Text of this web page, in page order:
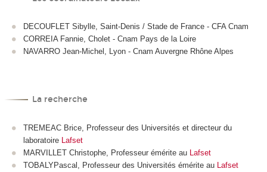
DECOUFLET Sibylle, Saint-Denis / Stade de France - CFA Cnam
CORREIA Fannie, Cholet - Cnam Pays de la Loire
NAVARRO Jean-Michel, Lyon - Cnam Auvergne Rhône Alpes
La recherche
TREMEAC Brice, Professeur des Universités et directeur du
laboratoire Lafset
MARVILLET Christophe, Professeur émérite au Lafset
TOBALYPascal, Professeur des Universités émérite au Lafset